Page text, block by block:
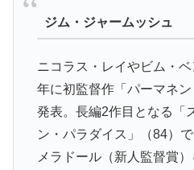
ジム・ジャームッシュ
ニコラス・レイやビム・
年に初監督作「パーマネ
発表。長編2作目となる「
ン・パラダイス」（84）
メラドール（新人監督賞